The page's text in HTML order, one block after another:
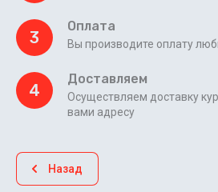
3
Оплата
Вы производите оплату
4
Доставляем
Осуществляем доставку
вами адресу
Назад